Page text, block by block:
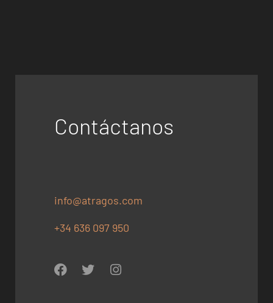
Contáctanos
info@atragos.com
+34 636 097 950